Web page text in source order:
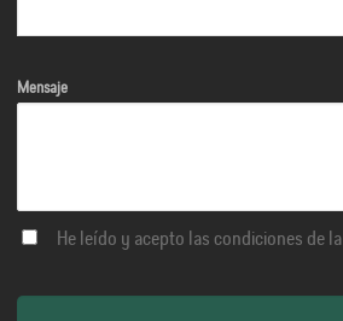
Mensaje
He leído y acepto las condiciones de la